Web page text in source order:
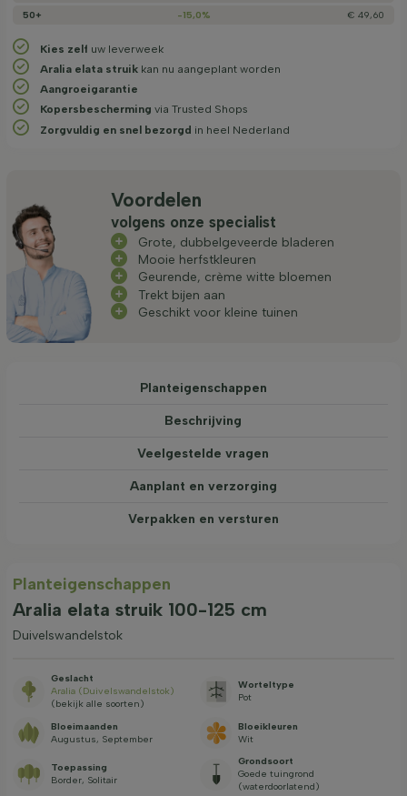
50+
-15,0% € 49,60
Kies zelf uw leverweek
Aralia elata struik kan nu aangeplant worden
Aangroeigarantie
Kopersbescherming via Trusted Shops
Zorgvuldig en snel bezorgd in heel Nederland
Voordelen
volgens onze specialist
Grote, dubbelgeveerde bladeren
Mooie herfstkleuren
Geurende, crème witte bloemen
Trekt bijen aan
Geschikt voor kleine tuinen
Planteigenschappen
Beschrijving
Veelgestelde vragen
Aanplant en verzorging
Verpakken en versturen
Planteigenschappen
Aralia elata struik 100-125 cm
Duivelswandelstok
Geslacht
Aralia (Duivelswandelstok)
(bekijk alle soorten)
Worteltype
Pot
Bloeimaanden
Augustus, September
Bloeikleuren
Wit
Toepassing
Border, Solitair
Grondsoort
Goede tuingrond
(waterdoorlatend)